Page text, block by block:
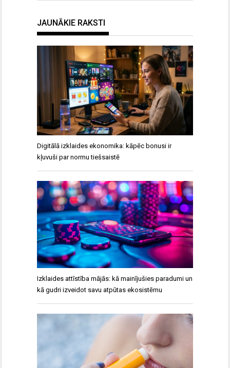
JAUNĀKIE RAKSTI
Digitālā izklaides ekonomika: kāpēc bonusi ir
kļuvuši par normu tiešsaistē
Izklaides attīstība mājās: kā mainījušies paradumi un
kā gudri izveidot savu atpūtas ekosistēmu